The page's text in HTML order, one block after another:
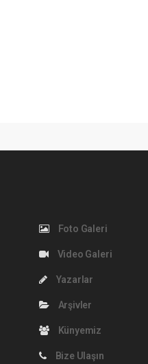
Foto Galeri
Video Galeri
Yazarlar
Arşivler
Künyemiz
Bize Ulaşın